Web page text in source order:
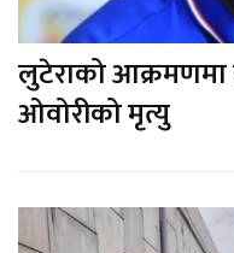
लुटेराको आक्रमणमा
ओवोरीको मृत्यु